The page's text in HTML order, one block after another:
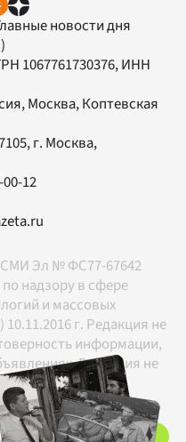
новости дня
1067761730376, ИНН
Москва, Коптевская
, г. Москва,
12
СМИ Эл № ФС77-67642
надзору в сфере
и массовых
г. Редакция не
информации,
Редакция не